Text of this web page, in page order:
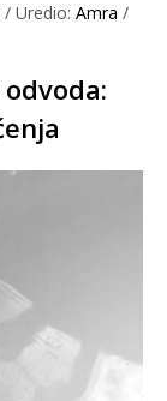
/ Uredio: Amra /